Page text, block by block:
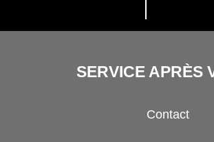
SERVICE APRÈS
Contact